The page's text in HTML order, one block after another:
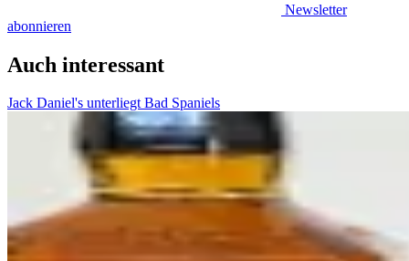
Newsletter
abonnieren
Auch interessant
Jack Daniel's unterliegt Bad Spaniels